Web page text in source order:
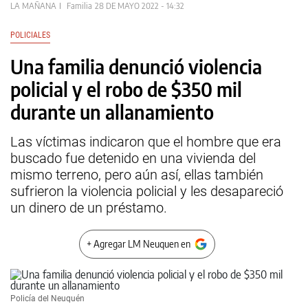
LA MAÑANA Familia 28 DE MAYO 2022 - 14:32
POLICIALES
Una familia denunció violencia
policial y el robo de $350 mil
durante un allanamiento
Las víctimas indicaron que el hombre que era
buscado fue detenido en una vivienda del
mismo terreno, pero aún así, ellas también
sufrieron la violencia policial y les desapareció
un dinero de un préstamo.
+ Agregar LM Neuquen en
Policía del Neuquén